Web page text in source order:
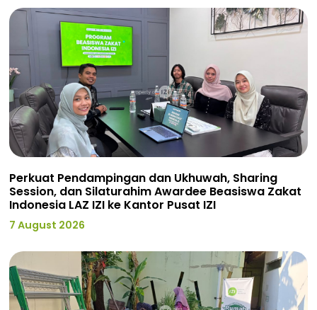
Perkuat Pendampingan dan Ukhuwah, Sharing
Session, dan Silaturahim Awardee Beasiswa Zakat
Indonesia LAZ IZI ke Kantor Pusat IZI
7 August 2026